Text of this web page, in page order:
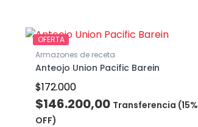
OFERTA
Armazones de receta
Anteojo Union Pacific Barein
$172.000
$146.200,00 Transferencia (15%
OFF)